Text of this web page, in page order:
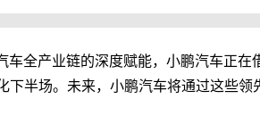
车全产业链的深度赋能，小鹏汽车正
下半场。未来，小鹏汽车将通过这些